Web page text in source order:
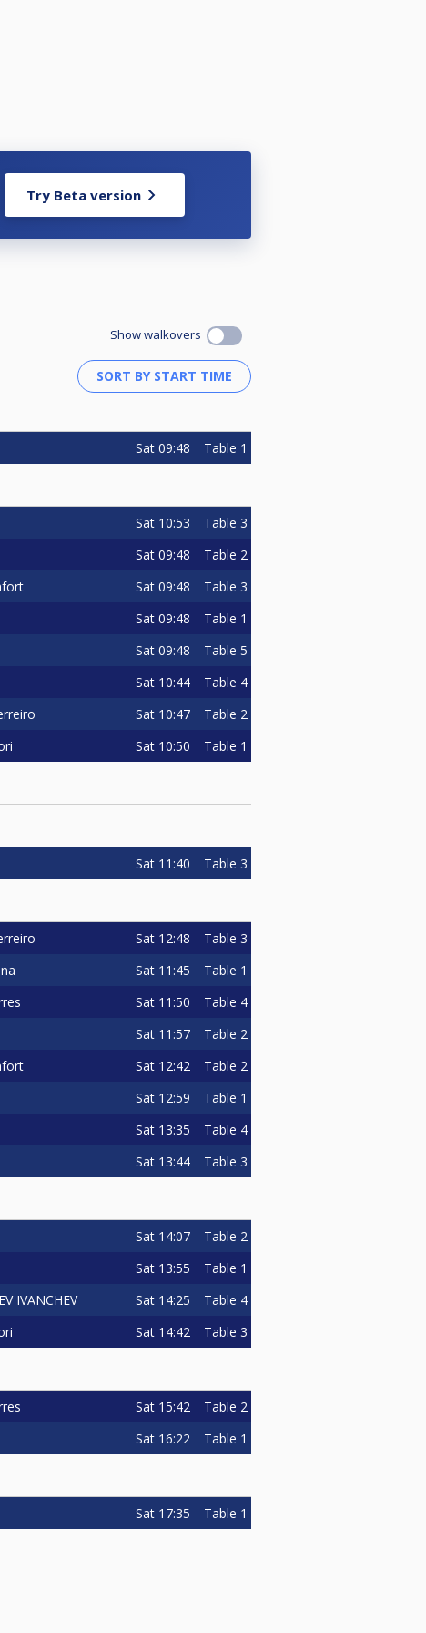
Try Beta version
Show walkovers
Sat 09:48 Table 1
Sat 10:53 Table 3
Sat 09:48 Table 2
Sat 09:48 Table 3
Sat 09:48 Table 1
Sat 09:48 Table 5
Sat 10:44 Table 4
Sat 10:47 Table 2
Sat 10:50 Table 1
Sat 11:40 Table 3
Sat 12:48 Table 3
Sat 11:45 Table 1
Sat 11:50 Table 4
Sat 11:57 Table 2
Sat 12:42 Table 2
Sat 12:59 Table 1
Sat 13:35 Table 4
Sat 13:44 Table 3
Sat 14:07 Table 2
Sat 13:55 Table 1
IVANCHEV Sat 14:25 Table 4
Sat 14:42 Table 3
Sat 15:42 Table 2
Sat 16:22 Table 1
Sat 17:35 Table 1